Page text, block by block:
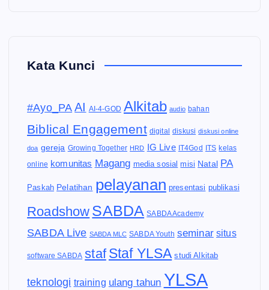
Kata Kunci
#Ayo_PA AI AI-4-GOD Alkitab audio bahan
Biblical Engagement digital diskusi diskusi online
doa gereja Growing Together HRD IG Live IT4God ITS kelas
online komunitas Magang media sosial misi Natal PA
Paskah Pelatihan pelayanan presentasi publikasi
Roadshow SABDA SABDA Academy
SABDA Live SABDA MLC SABDA Youth seminar situs
software SABDA staf Staf YLSA studi Alkitab
teknologi training ulang tahun YLSA